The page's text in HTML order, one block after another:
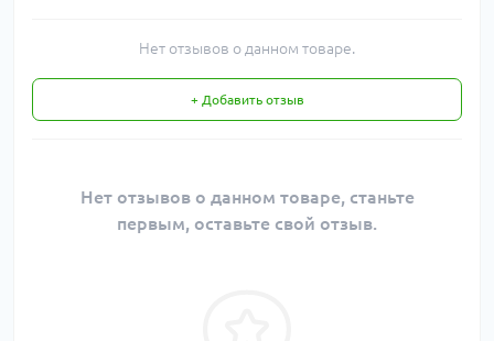
Нет отзывов о данном товаре.
+ Добавить отзыв
Нет отзывов о данном товаре, станьте
первым, оставьте свой отзыв.